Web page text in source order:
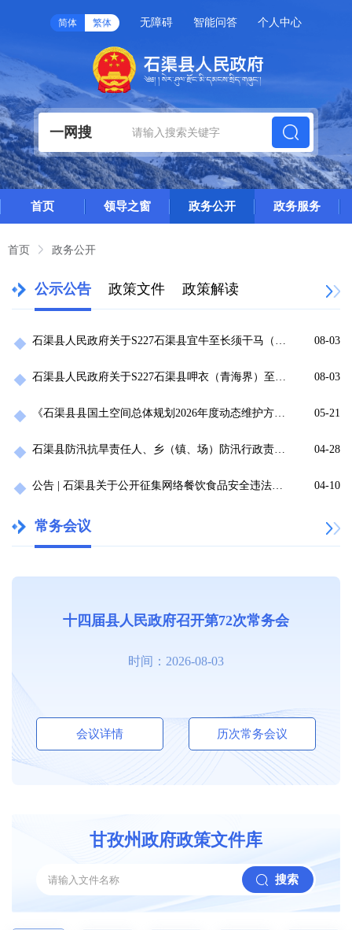
简体 繁体 无障碍 智能问答 个人中心
一网搜
首页 领导之窗 政务公开 政务服务
首页 政务公开
公示公告 政策文件 政策解读
石渠县人民政府关于S227石渠县宜牛至长须干马（德格界）公路改建工程项目用地征收的公告 08-03
石渠县人民政府关于S227石渠县呷衣（青海界）至宜牛段公路改建工程项目用地征收的公告 08-03
《石渠县县国土空间总体规划2026年度动态维护方案》公示 05-21
石渠县防汛抗旱责任人、乡（镇、场）防汛行政责任人、中小型水库电站防汛责任人 04-28
公告 | 石渠县关于公开征集网络餐饮食品安全违法违规线索的公告 04-10
常务会议
十四届县人民政府召开第72次常务会
时间：2026-08-03
会议详情 历次常务会议
甘孜州政府政策文件库
搜索